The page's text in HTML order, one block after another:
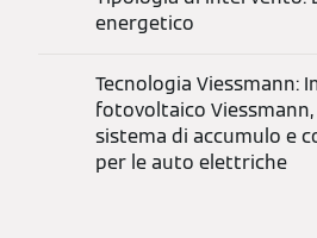
energetico
Tecnologia Viessmann:
fotovoltaico
sistema di accumulo e
per le auto elettriche